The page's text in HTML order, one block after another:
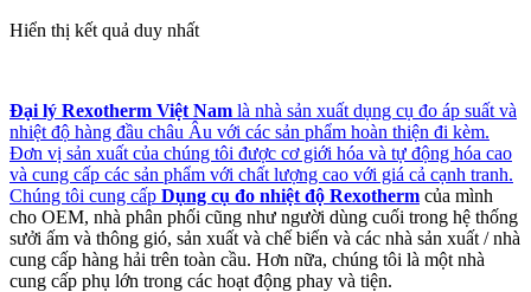
Hiển thị kết quả duy nhất
Đại lý Rexotherm Việt Nam là nhà sản xuất dụng cụ đo áp suất và
nhiệt độ hàng đầu châu Âu với các sản phẩm hoàn thiện đi kèm.
Đơn vị sản xuất của chúng tôi được cơ giới hóa và tự động hóa cao
và cung cấp các sản phẩm với chất lượng cao với giá cả cạnh tranh.
Chúng tôi cung cấp Dụng cụ đo nhiệt độ Rexotherm của mình
cho OEM, nhà phân phối cũng như người dùng cuối trong hệ thống
sưởi ấm và thông gió, sản xuất và chế biến và các nhà sản xuất / nhà
cung cấp hàng hải trên toàn cầu. Hơn nữa, chúng tôi là một nhà
cung cấp phụ lớn trong các hoạt động phay và tiện.